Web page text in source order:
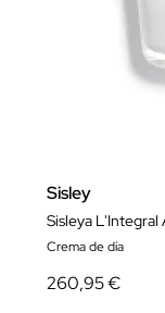
Sisley
Sisleya
Crema de día
260,95 €